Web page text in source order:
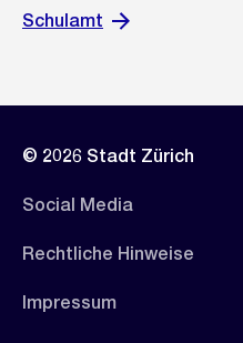
Schulamt
© 2026 Stadt Zürich
Social Media
Rechtliche Hinweise
Impressum